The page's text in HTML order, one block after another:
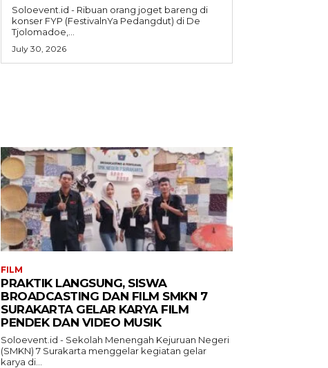
Soloevent.id - Ribuan orang joget bareng di
konser FYP (FestivalnYa Pedangdut) di De
Tjolomadoe,...
July 30, 2026
FILM
PRAKTIK LANGSUNG, SISWA
BROADCASTING DAN FILM SMKN 7
SURAKARTA GELAR KARYA FILM
PENDEK DAN VIDEO MUSIK
Soloevent.id - Sekolah Menengah Kejuruan Negeri
(SMKN) 7 Surakarta menggelar kegiatan gelar
karya di...